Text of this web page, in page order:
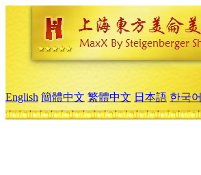
English 簡體中文 繁體中文 日本語 한국어